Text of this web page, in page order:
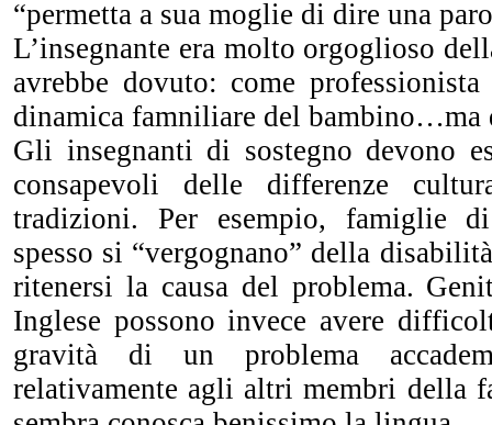
“permetta a sua moglie di dire una
L’insegnante era molto orgoglioso
avrebbe dovuto: come
dinamica famniliare del bambino…ma
Gli insegnanti di sostegno devono
consapevoli delle differenze
tradizioni. Per esempio, famiglie
spesso si “vergognano” della
ritenersi la causa del problema.
Inglese possono invece avere
gravità di un problema
relativamente agli altri membri della